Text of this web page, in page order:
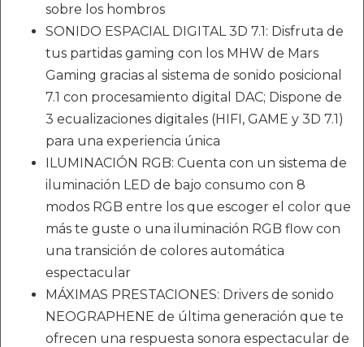
sobre los hombros
SONIDO ESPACIAL DIGITAL 3D 7.1: Disfruta de
tus partidas gaming con los MHW de Mars
Gaming gracias al sistema de sonido posicional
7.1 con procesamiento digital DAC; Dispone de
3 ecualizaciones digitales (HIFI, GAME y 3D 7.1)
para una experiencia única
ILUMINACIÓN RGB: Cuenta con un sistema de
iluminación LED de bajo consumo con 8
modos RGB entre los que escoger el color que
más te guste o una iluminación RGB flow con
una transición de colores automática
espectacular
MÁXIMAS PRESTACIONES: Drivers de sonido
NEOGRAPHENE de última generación que te
ofrecen una respuesta sonora espectacular de